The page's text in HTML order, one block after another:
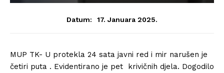
Datum: 17. Januara 2025.
MUP TK- U protekla 24 sata javni red i mir narušen je
četiri puta . Evidentirano je pet krivičnih djela. Dogodilo